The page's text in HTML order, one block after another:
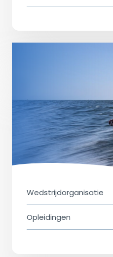
Wedstrijdorganisatie
Opleidingen